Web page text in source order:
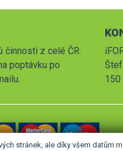
činnosti z celé ČR.
poptávku po
150
stránek, ale díky všem datům